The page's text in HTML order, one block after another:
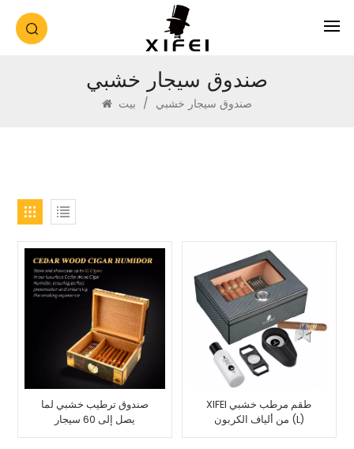
صندوق سيجار خشبي
/ صندوق سيجار خشبي
صندوق ترطيب خشبي لما
يصل إلى 60 سيجار
XIFEI طقم مرطب خشبي
من ألياف الكربون (L)